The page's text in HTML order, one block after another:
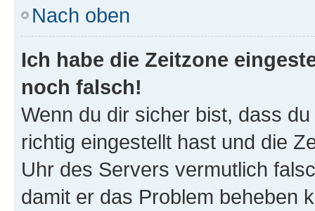
Nach oben
Ich habe die Zeitzone
noch falsch!
Wenn du dir sicher bist, dass
richtig eingestellt hast und die
Uhr des Servers vermutlich
damit er das Problem beheben